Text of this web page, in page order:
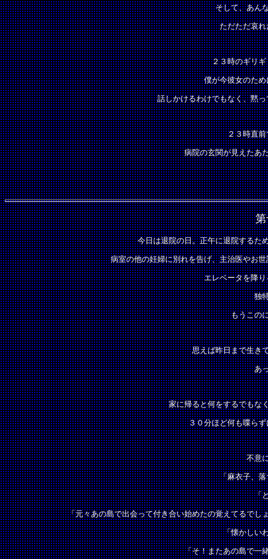
そして、あん
ただただ哀
２３時のギリ
僕が今彼女のた
話しかけるわけでもなく、黙
２３時直
病院の玄関が見えたあ
今日は退院の日。正午に退院するた
病室の他の妊婦に別れを告げ、主治医やお
エレベータを降
独
もうこの
思えば昨日まで生き
あ
家に帰ると何をするでもな
３０分ほど何も喋ら
不意
「麻衣子、
「
「元々あの島で出会って付き合い始めたの覚えてるで
「懐かしい
「そ！またあの島で一